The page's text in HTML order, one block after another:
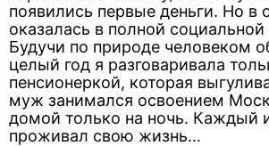
появились первые деньги. Но в
оказалась в полной
Будучи по природе человеком
целый год я разговаривала
пенсионеркой, которая
муж занимался освоением
домой только на ночь. Каждый
проживал свою жизнь…